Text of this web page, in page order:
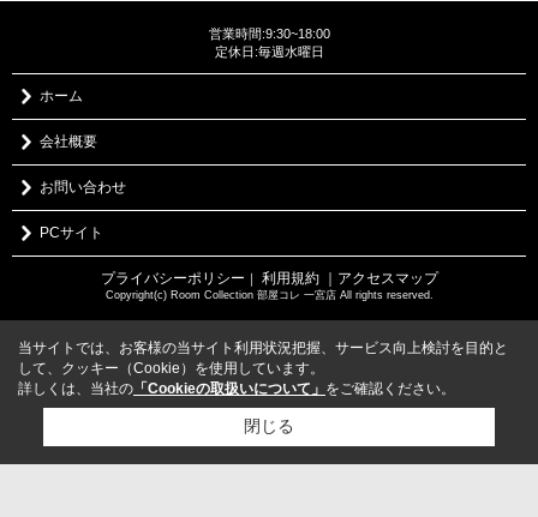
営業時間:9:30~18:00
定休日:毎週水曜日
ホーム
会社概要
お問い合わせ
PCサイト
プライバシーポリシー ｜ 利用規約 ｜アクセスマップ
Copyright(c) Room Collection 部屋コレ 一宮店 All rights reserved.
当サイトでは、お客様の当サイト利用状況把握、サービス向上検討を目的と
して、クッキー（Cookie）を使用しています。
詳しくは、当社の 「Cookieの取扱いについて」 をご確認ください。
閉じる